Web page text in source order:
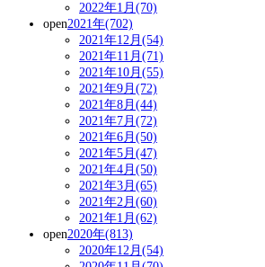
2022年1月(70)
open2021年(702)
2021年12月(54)
2021年11月(71)
2021年10月(55)
2021年9月(72)
2021年8月(44)
2021年7月(72)
2021年6月(50)
2021年5月(47)
2021年4月(50)
2021年3月(65)
2021年2月(60)
2021年1月(62)
open2020年(813)
2020年12月(54)